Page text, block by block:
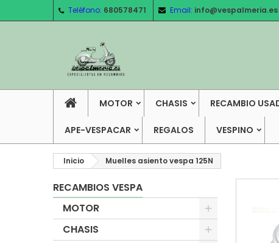
Teléfono: 680578471 Email: info@vespalmeria.es
MOTOR CHASIS RECAMBIO
APE-VESPACAR REGALOS VESPINO
Inicio Muelles asiento vespa 125N
RECAMBIOS VESPA
MOTOR
CHASIS